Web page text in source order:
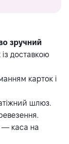
зручний
доставкою
карток і
шлюз.
— каса на